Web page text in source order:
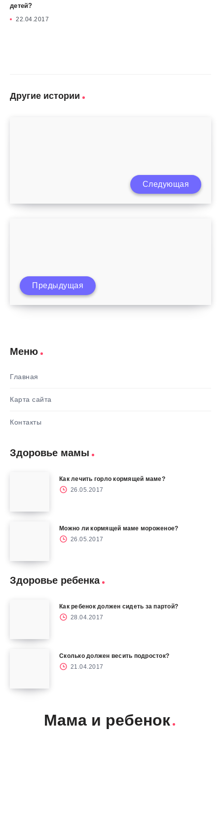
детей?
22.04.2017
Другие истории
Сколько раз в день кормить месячного
Следующая
Как провести день рождения ребенка
Предыдущая
Меню
Главная
Карта сайта
Контакты
Здоровье мамы
Как лечить горло кормящей маме?
26.05.2017
Можно ли кормящей маме мороженое?
26.05.2017
Здоровье ребенка
Как ребенок должен сидеть за партой?
28.04.2017
Сколько должен весить подросток?
21.04.2017
Мама и ребенок